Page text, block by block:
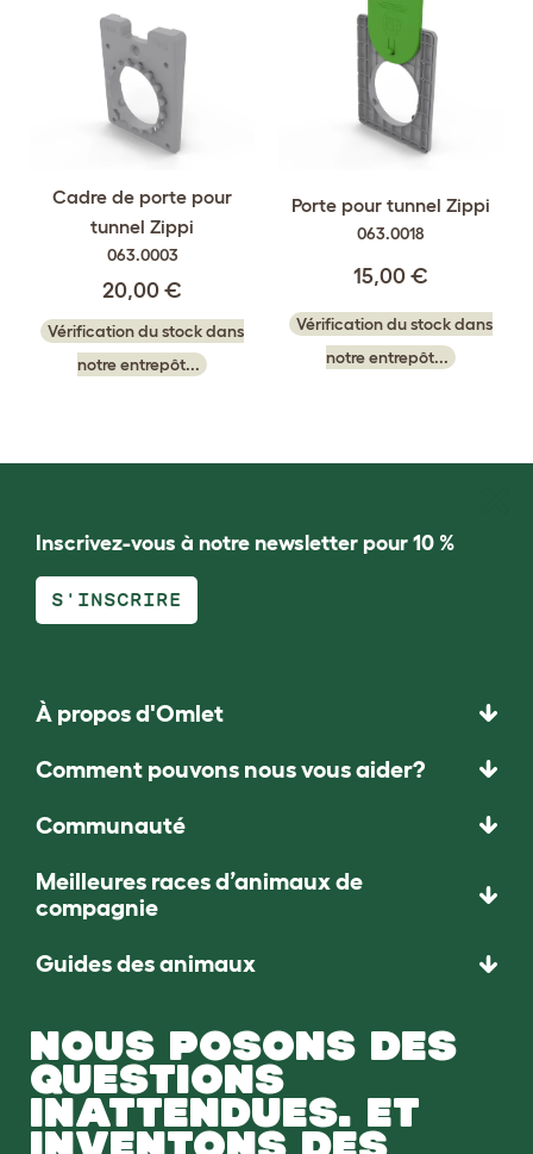
Cadre de porte pour
tunnel Zippi
063.0003
20,00 €
Vérification du stock dans
notre entrepôt...
Porte pour tunnel Zippi
063.0018
15,00 €
Vérification du stock dans
notre entrepôt...
Inscrivez-vous à notre newsletter pour 10 %
S'INSCRIRE
À propos d'Omlet
Comment pouvons nous vous aider?
Communauté
Meilleures races d’animaux de
compagnie
Guides des animaux
NOUS POSONS DES
QUESTIONS
INATTENDUES. ET
INVENTONS DES